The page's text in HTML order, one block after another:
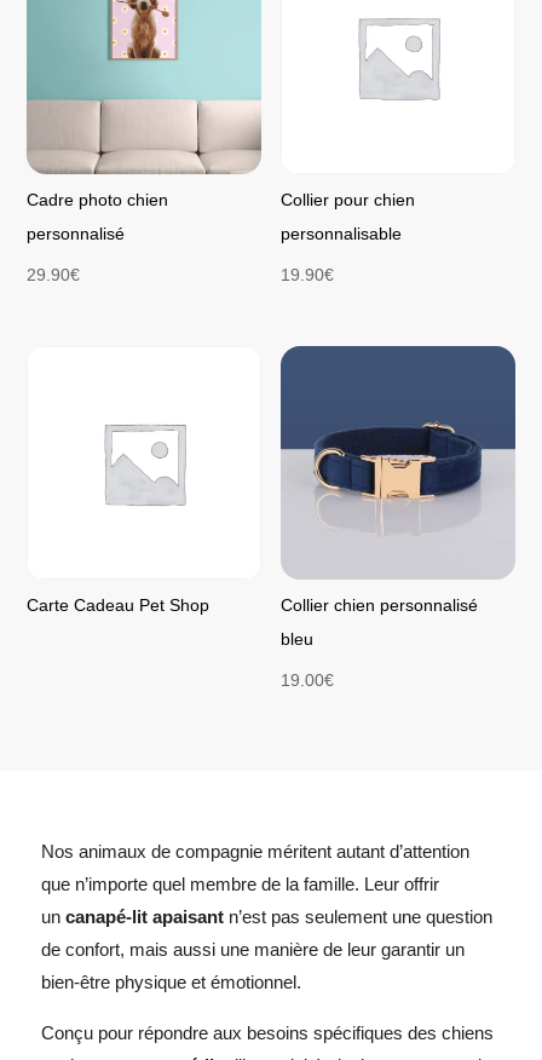
Cadre photo chien
personnalisé
29.90€
Collier pour chien
personnalisable
19.90€
Carte Cadeau Pet Shop
Collier chien personnalisé
bleu
19.00€
Nos animaux de compagnie méritent autant d’attention
que n’importe quel membre de la famille. Leur offrir
un canapé-lit apaisantn’est pas seulement une question
de confort, mais aussi une manière de leur garantir un
bien-être physique et émotionnel.
Conçu pour répondre aux besoins spécifiques des chiens